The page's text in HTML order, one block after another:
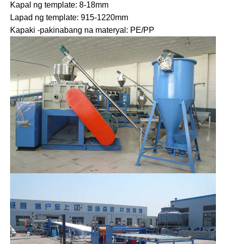
Kapal ng template: 8-18mm
Lapad ng template: 915-1220mm
Kapaki -pakinabang na materyal: PE/PP